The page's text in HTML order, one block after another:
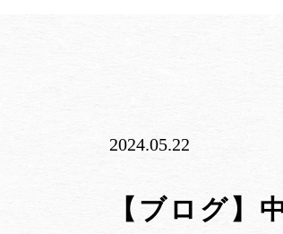
2024.05.22
【ブログ】